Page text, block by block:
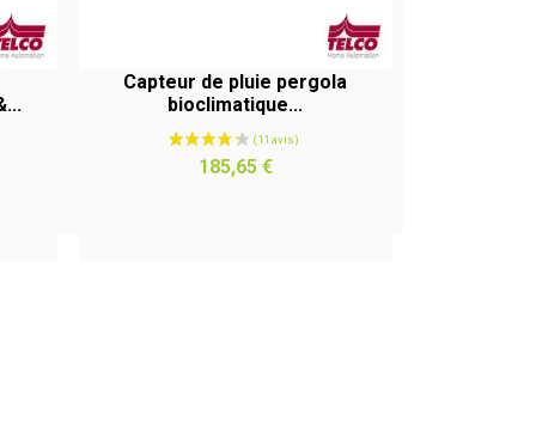
Capteur de pluie pergola
bioclimatique...
Prix
185,65 €
APERÇU RAPIDE